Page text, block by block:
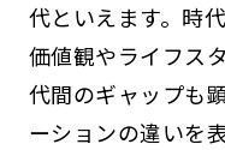
代といえます。時
価値観やライフス
代間のギャップも
ーションの違いを